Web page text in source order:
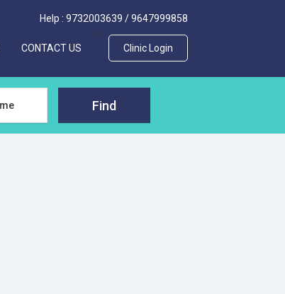
Help : 9732003639 /9647999858
CONTACT US
>
Clinic Login
Find